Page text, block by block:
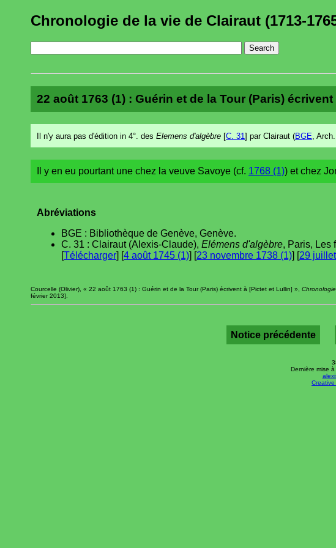
Chronologie de la vie de Clairaut (1713-
22 août 1763 (1) : Guérin et de la Tour (Paris)
Il n'y aura pas d'édition in 4°. des Elemens d'algèbre [C. 31 ] par Clairaut (BGE , Arch.
Il y en eu pourtant une chez la veuve Savoye (cf. 1768 (1)) et chez
Abréviations
BGE : Bibliothèque de Genève, Genève.
C. 31 : Clairaut (Alexis-Claude), Elémens d'algèbre, Paris, Les
[Télécharger] [4 août 1745 (1)] [23 novembre 1738 (1)] [29
Courcelle (Olivier), « 22 août 1763 (1) : Guérin et de la Tour (Paris) écrivent à [Pictet et Lullin] »,
février 2013].
Notice précédente
Dernière mise